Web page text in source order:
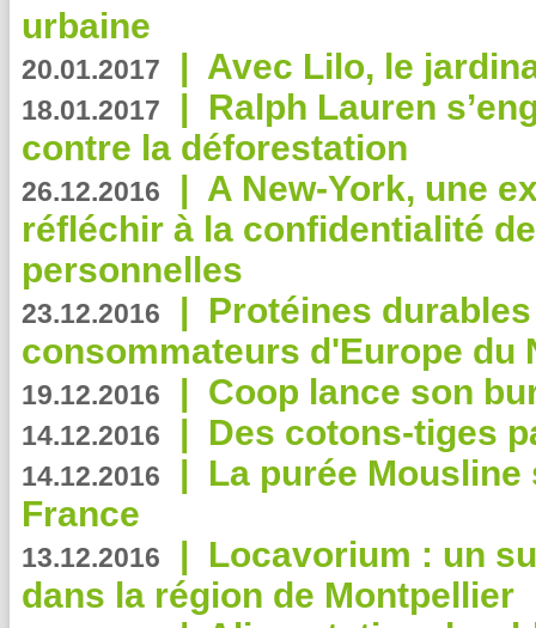
urbaine
20.01.2017 | Avec Lilo, le
18.01.2017 | Ralph Lauren
contre la déforestation
26.12.2016 | A New-York, une
réfléchir à la confidentialité
personnelles
23.12.2016 | Protéines
consommateurs d'Europe du
19.12.2016 | Coop lance son
14.12.2016 | Des cotons-tiges
14.12.2016 | La purée
France
13.12.2016 | Locavorium : un
dans la région de Montpellier